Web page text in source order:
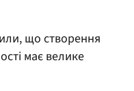
що створення
має велике